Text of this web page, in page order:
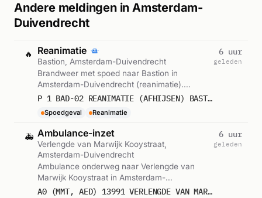
Andere meldingen in Amsterdam-
Duivendrecht
🔥 Reanimatie
Bastion, Amsterdam-Duivendrecht
Brandweer met spoed naar Bastion in
Amsterdam-Duivendrecht (reanimatie).
Ingezet: BAD-02. Gemeld om 23:43.
P 1 BAD-02 REANIMATIE (AFHIJSEN) BASTION DELUXE HOTEL VERLENGDE VAN MARWIJK KOOYSTR AMSTERDAM-DUIVENDRECHT 133551
Spoedgeval Reanimatie
6 uur
geleden
🚑 Ambulance-inzet
Verlengde van Marwijk Kooystraat,
Amsterdam-Duivendrecht
Ambulance onderweg naar Verlengde van
Marwijk Kooystraat in Amsterdam-
Duivendrecht (reanimatie met AED). Ingezet: A0 (MMT, AED) 13991 VERLENGDE VAN MARWIJK KOOYSTRAAT 1114 AMSTERDAM-DUIVENDRECHT 76147
6 uur
geleden